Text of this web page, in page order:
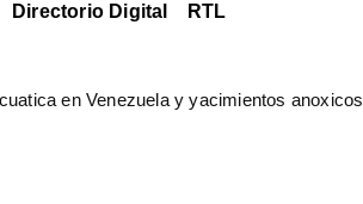
Directorio Digital RTL
en Venezuela y yacimientos anoxicos